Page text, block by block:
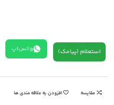
استعلام (پیامک) واتس‌اپ
مقایسه افزودن به علاقه مندی ها